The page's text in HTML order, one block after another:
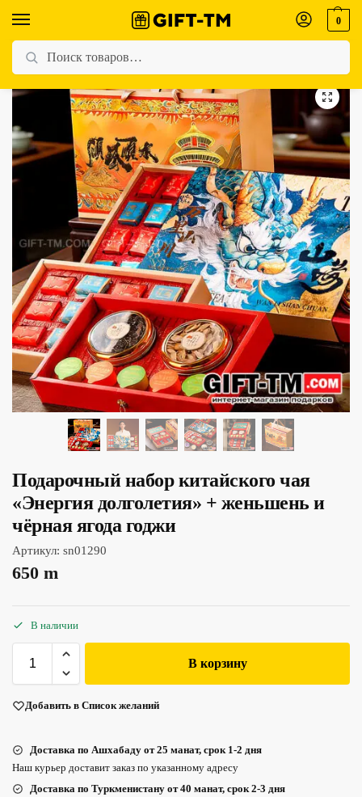
0
Главная Магазин / Элитный чай
Подарочный набор китайского чая
«Энергия долголетия» + женьшень и
чёрная ягода годжи
Артикул: sn01290
650 m
В наличии
В корзину
Добавить в Список желаний
Доставка по Ашхабаду от 25 манат, срок 1-2 дня
Наш курьер доставит заказ по указанному адресу
Доставка по Туркменистану от 40 манат, срок 2-3 дня